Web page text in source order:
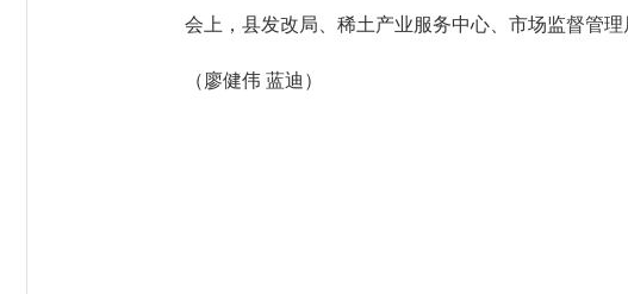
会上，县发改局、稀土产业服务中心、市场监督管理
（廖健伟 蓝迪）